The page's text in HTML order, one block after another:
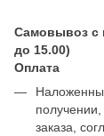
Самовывоз с
до 15.00)
Оплата
заказа,